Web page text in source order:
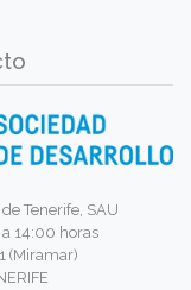
Tenerife, SAU
14:00 horas
(Miramar)